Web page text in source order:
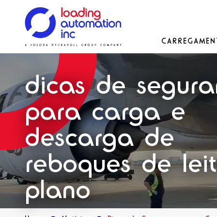
Automation
Main
menu
Peças de reposição
dicas de
para carga e
descarga de
reboques de
plano